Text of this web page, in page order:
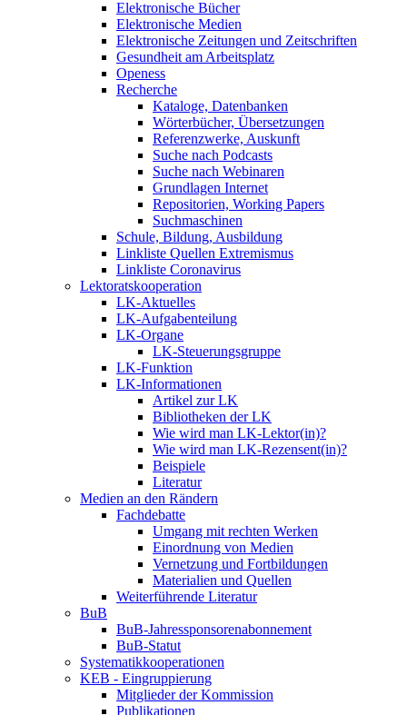
Elektronische Bücher
Elektronische Medien
Elektronische Zeitungen und Zeitschriften
Gesundheit am Arbeitsplatz
Openess
Recherche
Kataloge, Datenbanken
Wörterbücher, Übersetzungen
Referenzwerke, Auskunft
Suche nach Podcasts
Suche nach Webinaren
Grundlagen Internet
Repositorien, Working Papers
Suchmaschinen
Schule, Bildung, Ausbildung
Linkliste Quellen Extremismus
Linkliste Coronavirus
Lektoratskooperation
LK-Aktuelles
LK-Aufgabenteilung
LK-Organe
LK-Steuerungsgruppe
LK-Funktion
LK-Informationen
Artikel zur LK
Bibliotheken der LK
Wie wird man LK-Lektor(in)?
Wie wird man LK-Rezensent(in)?
Beispiele
Literatur
Medien an den Rändern
Fachdebatte
Umgang mit rechten Werken
Einordnung von Medien
Vernetzung und Fortbildungen
Materialien und Quellen
Weiterführende Literatur
BuB
BuB-Jahressponsorenabonnement
BuB-Statut
Systematikkooperationen
KEB - Eingruppierung
Mitglieder der Kommission
Publikationen